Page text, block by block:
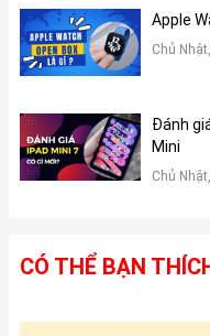
Apple
Chủ
Đánh
Mini
Chủ
CÓ THỂ BẠN